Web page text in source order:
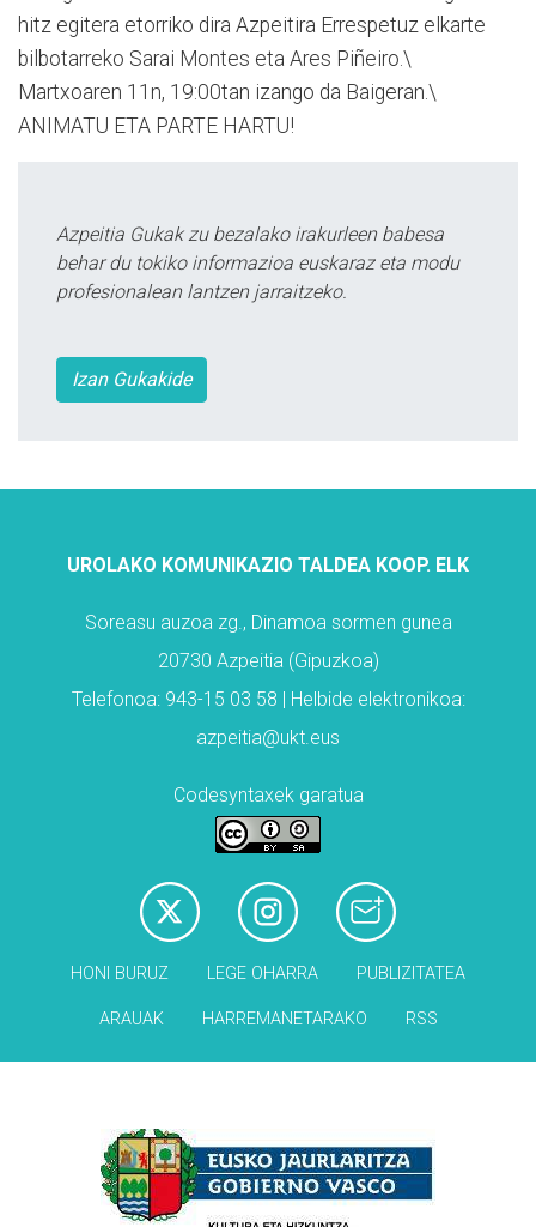
hitz egitera etorriko dira Azpeitira Errespetuz elkarte
bilbotarreko Sarai Montes eta Ares Piñeiro.\
Martxoaren 11n, 19:00tan izango da Baigeran.\
ANIMATU ETA PARTE HARTU!
Azpeitia Gukak zu bezalako irakurleen babesa
behar du tokiko informazioa euskaraz eta modu
profesionalean lantzen jarraitzeko.
Izan Gukakide
UROLAKO KOMUNIKAZIO TALDEA KOOP. ELK
Soreasu auzoa zg., Dinamoa sormen gunea
20730 Azpeitia (Gipuzkoa)
Telefonoa: 943-15 03 58 | Helbide elektronikoa:
azpeitia@ukt.eus
Codesyntaxek garatua
HONI BURUZ LEGE OHARRA PUBLIZITATEA
ARAUAK HARREMANETARAKO RSS